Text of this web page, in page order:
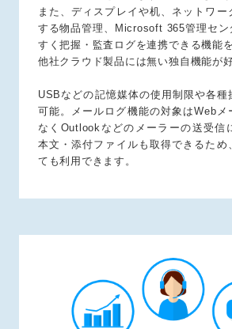
また、ディスプレイや机、ネットワー
する物品管理、Microsoft 365管理セン
すく把握・監査ログを連携できる機能を
他社クラウド製品には無い独自機能が好
USBなどの記憶媒体の使用制限や各種
可能。メールログ機能の対象はWebメ
なくOutlookなどのメーラーの送受信
本文・添付ファイルも取得できるため
ても利用できます。